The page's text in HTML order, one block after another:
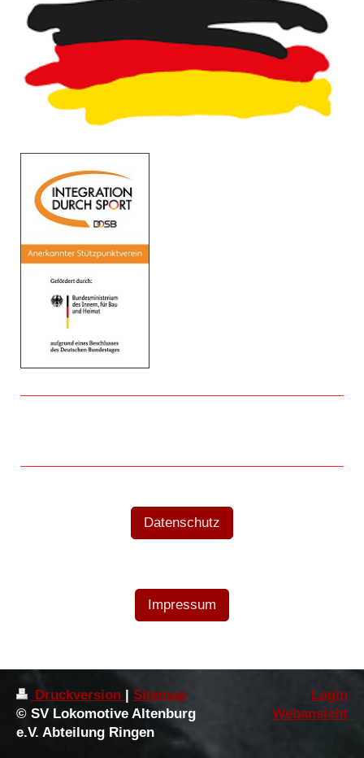
Datenschutz
Impressum
Druckversion | Sitemap
© SV Lokomotive Altenburg
e.V. Abteilung Ringen
Login
Webansicht